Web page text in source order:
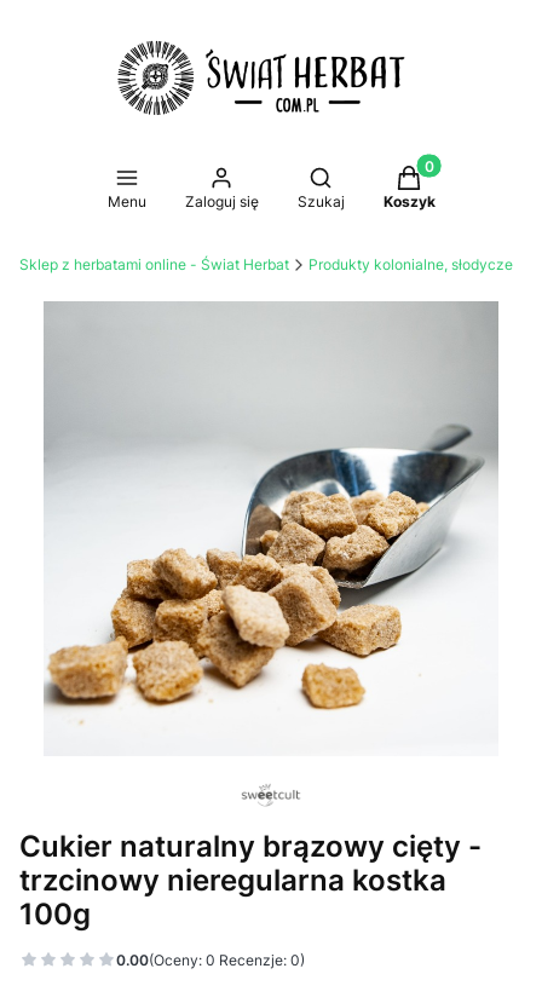
Menu Zaloguj się
Otwórz wyszukiwarkę
Szukaj
Produkty w
Koszyk
Sklep z herbatami online - Świat Herbat Produkty kolonialne, słodycze
Cukier naturalny brązowy cięty -
trzcinowy nieregularna kostka
100g
0.00(Oceny: 0 Recenzje: 0)